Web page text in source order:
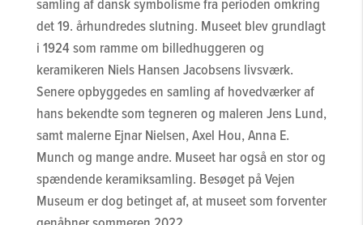
det 19. århundredes slutning. Museet blev grundlagt
i 1924 som ramme om billedhuggeren og
keramikeren Niels Hansen Jacobsens livsværk.
Senere opbyggedes en samling af hovedværker af
hans bekendte som tegneren og maleren Jens Lund,
samt malerne Ejnar Nielsen, Axel Hou, Anna E.
Munch og mange andre. Museet har også en stor og
spændende keramiksamling. Besøget på Vejen
Museum er dog betinget af, at museet som forventer